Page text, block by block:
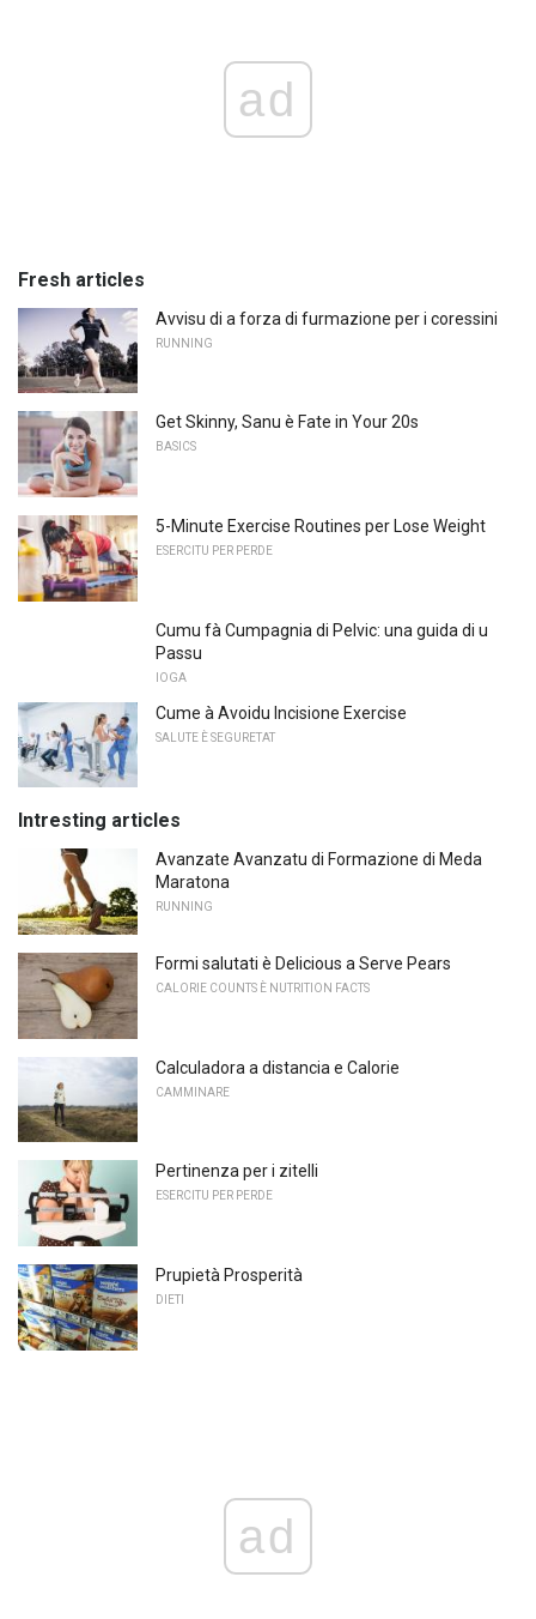
ad
Fresh articles
Avvisu di a forza di furmazione per i coressini
RUNNING
Get Skinny, Sanu è Fate in Your 20s
BASICS
5-Minute Exercise Routines per Lose Weight
ESERCITU PER PERDE
Cumu fà Cumpagnia di Pelvic: una guida di u
Passu
IOGA
Cume à Avoidu Incisione Exercise
SALUTE È SEGURETAT
Intresting articles
Avanzate Avanzatu di Formazione di Meda
Maratona
RUNNING
Formi salutati è Delicious a Serve Pears
CALORIE COUNTS È NUTRITION FACTS
Calculadora a distancia e Calorie
CAMMINARE
Pertinenza per i zitelli
ESERCITU PER PERDE
Prupietà Prosperità
DIETI
ad